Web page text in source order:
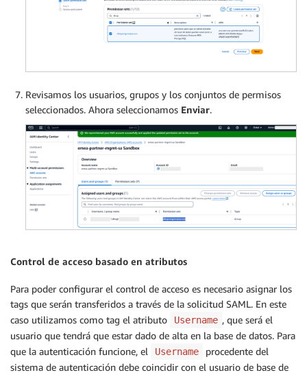
Revisamos los usuarios, grupos y los conjuntos de permisos
seleccionados. Ahora seleccionamos Enviar.
Control de acceso basado en atributos
Para poder configurar el control de acceso es necesario asignar los
tags que serán transferidos a través de la solicitud SAML. En este
caso utilizamos como tag el atributo
Username , que será el
usuario que tendrá que estar dado de alta en la base de datos. Para
que la autenticación funcione, el
Username
procedente del
sistema de autenticación debe coincidir con el usuario de base de